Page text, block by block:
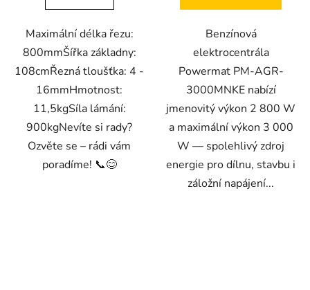
Maximální délka řezu:
800mmŠířka základny:
108cmŘezná tloušťka: 4 -
16mmHmotnost:
11,5kgSíla lámání:
900kgNevíte si rady?
Ozvěte se – rádi vám
poradíme! 📞😊
Benzínová
elektrocentrála
Powermat PM-AGR-
3000MNKE nabízí
jmenovitý výkon 2 800 W
a maximální výkon 3 000
W — spolehlivý zdroj
energie pro dílnu, stavbu i
záložní napájení...